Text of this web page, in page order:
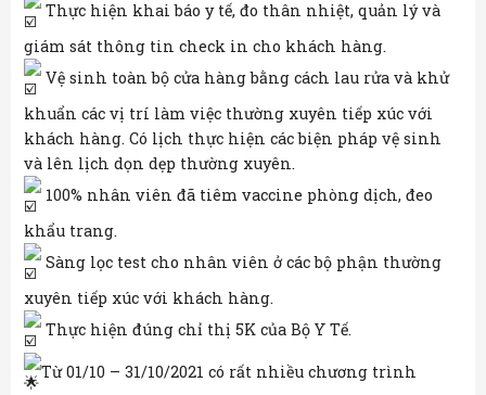
Thực hiện khai báo y tế, đo thân nhiệt, quản lý và
giám sát thông tin check in cho khách hàng.
Vệ sinh toàn bộ cửa hàng bằng cách lau rửa và khử
khuẩn các vị trí làm việc thường xuyên tiếp xúc với
khách hàng. Có lịch thực hiện các biện pháp vệ sinh
và lên lịch dọn dẹp thường xuyên.
100% nhân viên đã tiêm vaccine phòng dịch, đeo
khẩu trang.
Sàng lọc test cho nhân viên ở các bộ phận thường
xuyên tiếp xúc với khách hàng.
Thực hiện đúng chỉ thị 5K của Bộ Y Tế.
Từ 01/10 – 31/10/2021 có rất nhiều chương trình